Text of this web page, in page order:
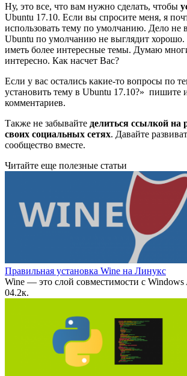
Ну, это все, что вам нужно сделать, чтобы
Ubuntu 17.10. Если вы спросите меня, я
использовать тему по умолчанию. Дело не
Ubuntu по умолчанию не выглядит
иметь более интересные темы. Думаю
интересно. Как насчет Вас?
Если у вас остались какие-то вопросы по
установить тему в Ubuntu 17.10?» пишите
комментариев.
Также не забывайте делиться ссылкой на
своих социальных сетях. Давайте
сообщество вместе.
Читайте еще полезные статьи
Правильная установка Wine на Линукс
Wine — это слой совместимости с Windows
04.2к.